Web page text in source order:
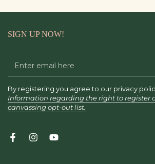
SIGN UP NOW!
Enter
email
here
By registering you agree to our privacy
Information regarding the right to register
canvassing opt-out list.
FacebookInstagramYouTube